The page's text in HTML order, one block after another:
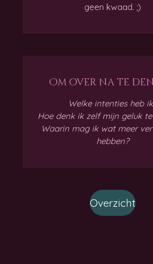
geen kwaad. ;)
Om over na te
Welke intenties heb
Hoe denk ik zelf mijn geluk
Waarin mag ik wat meer
hebben?
Overzicht